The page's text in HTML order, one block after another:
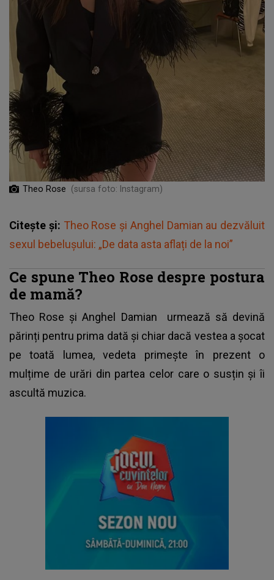
Theo Rose (sursa foto: Instagram)
Citește și: Theo Rose și Anghel Damian au dezvăluit
sexul bebelușului: „De data asta aflați de la noi”
Ce spune Theo Rose despre postura
de mamă?
Theo Rose șiAnghel Damian
urmează să devină
părinți pentru prima dată și chiar dacă vestea a șocat
pe toată lumea, vedeta primește în prezent o
mulțime de urări din partea celor care o susțin și îi
ascultă muzica.